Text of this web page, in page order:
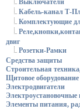
Выключатели
Кабель-канал Т-
Комплектующие
двиг
Розетки-Рамки
Средства защиты
Строительная
Щитовое оборудование
Электродвигатели
Электроустановочные
Элементы питания,